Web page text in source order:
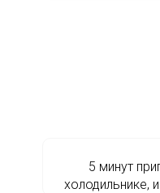
5 минут
холодильнике,